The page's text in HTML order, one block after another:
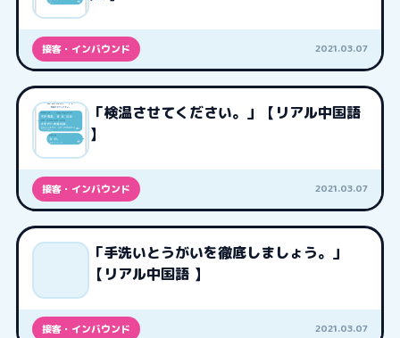
接客・インバウンド 2021.03.07
「検温させてください。」【リアル中国語
】
接客・インバウンド 2021.03.07
「手洗いとうがいを徹底しましょう。」
【リアル中国語 】
接客・インバウンド 2021.03.07